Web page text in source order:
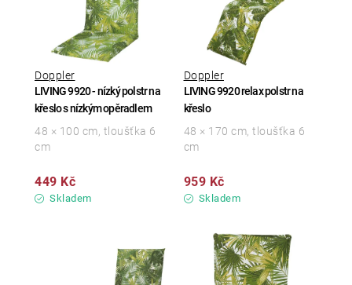
LIVING 9920 - nízký polstr na
křeslo s nízkým opěradlem
Doppler
Skladem
449 Kč
48 × 100 cm, tloušťka 6
cm
LIVING 9920 relax polstr na
křeslo
Doppler
Skladem
959 Kč
48 × 170 cm, tloušťka 6
cm